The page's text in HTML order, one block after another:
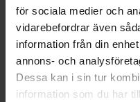
för sociala medier och
vidarebefordrar även
information från din
annons- och
Dessa kan i sin tur
information som du har
Andra som handlade
köpte även
EB-2006